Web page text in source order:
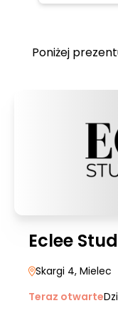
Poniżej
Eclee
Skargi 4, Mielec
Teraz otwarte